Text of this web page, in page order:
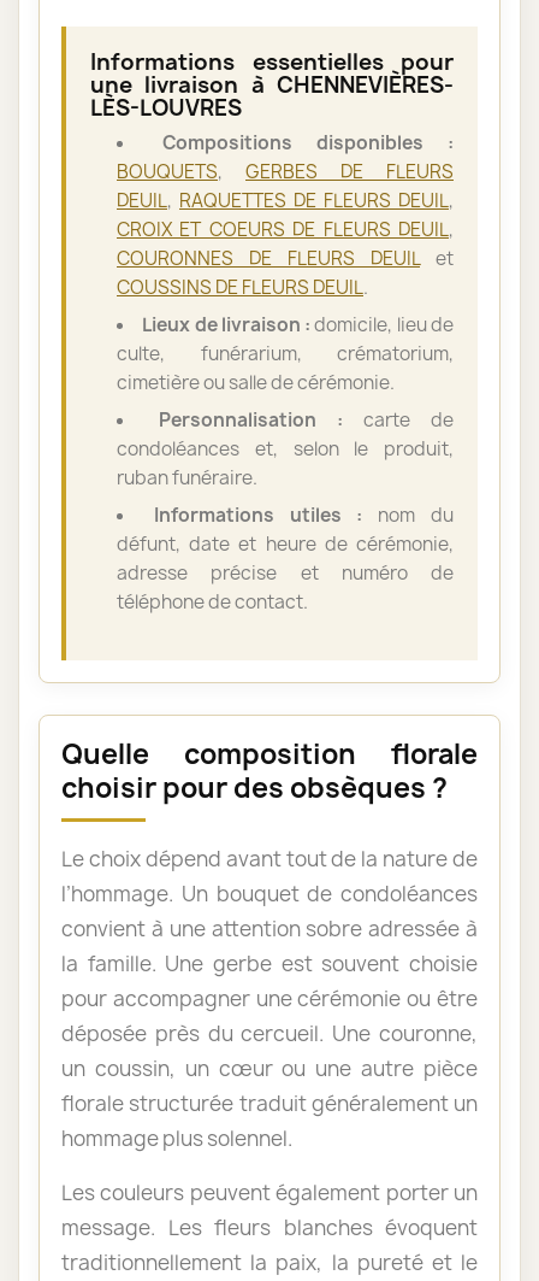
Informations essentielles pour
une livraison à CHENNEVIÈRES-
LÈS-LOUVRES
Compositions disponibles :
BOUQUETS, GERBES DE FLEURS
DEUIL, RAQUETTES DE FLEURS DEUIL,
CROIX ET COEURS DE FLEURS DEUIL,
COURONNES DE FLEURS DEUILet
COUSSINS DE FLEURS DEUIL.
Lieux de livraison :domicile, lieu de
culte, funérarium, crématorium,
cimetière ou salle de cérémonie.
Personnalisation : carte de
condoléances et, selon le produit,
ruban funéraire.
Informations utiles : nom du
défunt, date et heure de cérémonie,
adresse précise et numéro de
téléphone de contact.
Quelle composition florale
choisir pour des obsèques ?
Le choix dépend avant tout de la nature de
l’hommage. Un bouquet de condoléances
convient à une attention sobre adressée à
la famille. Une gerbe est souvent choisie
pour accompagner une cérémonie ou être
déposée près du cercueil. Une couronne,
un coussin, un cœur ou une autre pièce
florale structurée traduit généralement un
hommage plus solennel.
Les couleurs peuvent également porter un
message. Les fleurs blanches évoquent
traditionnellement la paix, la pureté et le